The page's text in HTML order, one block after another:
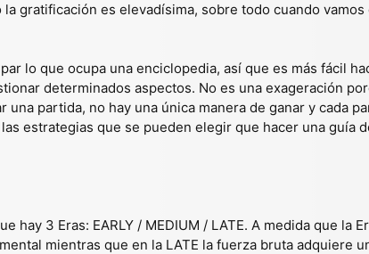
gratificación es elevadísima, sobre todo cuando
lo que ocupa una enciclopedia, así que es más fácil
determinados aspectos. No es una exageración
partida, no hay una única manera de ganar y cada
estrategias que se pueden elegir que hacer una guía
hay 3 Eras: EARLY / MEDIUM / LATE. A medida que la
mientras que en la LATE la fuerza bruta adquiere